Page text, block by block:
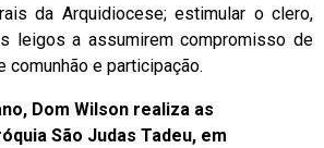
da Arquidiocese; estimular o clero,
leigos a assumirem compromisso de
comunhão e participação.
Dom Wilson realiza as
São Judas Tadeu, em